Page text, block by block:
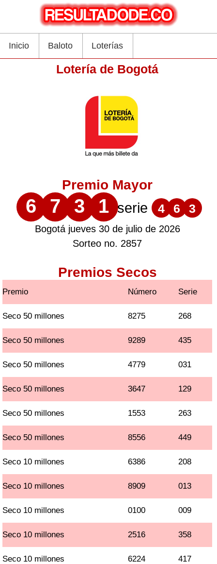
Inicio Baloto Loterías
Lotería de Bogotá
Premio Mayor
6 7 3 1 serie 4 6 3
Bogotá jueves 30 de julio de 2026
Sorteo no. 2857
Premios Secos
Premio Número Serie
Seco 50 millones 8275 268
Seco 50 millones 9289 435
Seco 50 millones 4779 031
Seco 50 millones 3647 129
Seco 50 millones 1553 263
Seco 50 millones 8556 449
Seco 10 millones 6386 208
Seco 10 millones 8909 013
Seco 10 millones 0100 009
Seco 10 millones 2516 358
Seco 10 millones 6224 417